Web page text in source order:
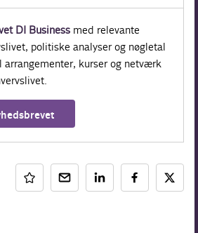
DI Business med relevante
politiske analyser og nøgletal
kurser og netværk